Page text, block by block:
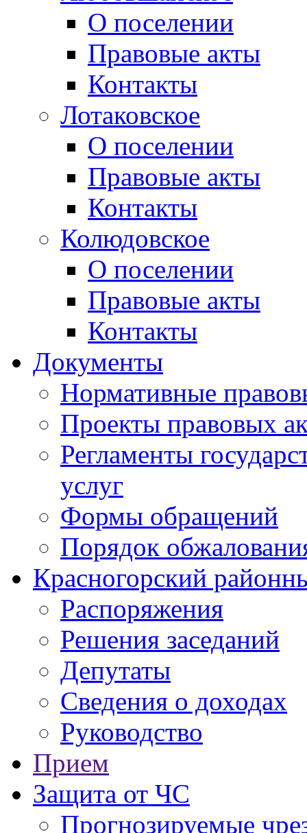
О поселении
Правовые акты
Контакты
Лотаковское
О поселении
Правовые акты
Контакты
Колюдовское
О поселении
Правовые акты
Контакты
Документы
Нормативные
Проекты правовых
Регламенты
услуг
Формы обращений
Порядок
Красногорский
Распоряжения
Решения заседаний
Депутаты
Сведения о доходах
Руководство
Прием
Защита от ЧС
Прогнозируемые